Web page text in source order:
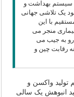
سیستم بهداشت و
یک تلاشی جهانی
با این
منجر می
به جیب می
رقابت چین و
واکسن و
انبوهش یک سالی